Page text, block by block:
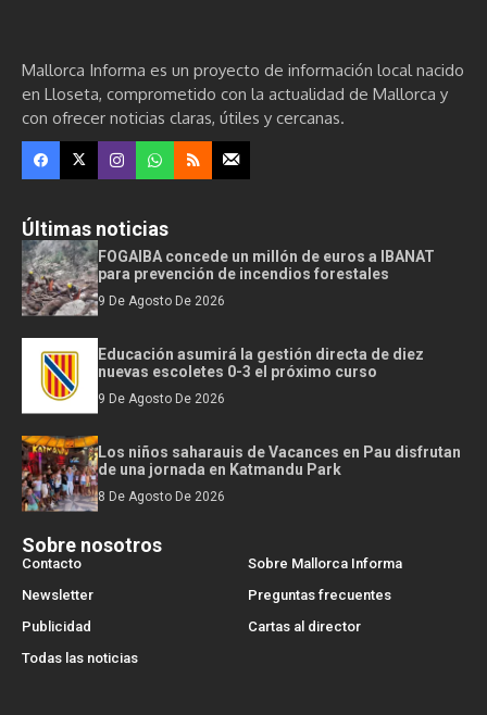
Mallorca Informa es un proyecto de información local nacido
en Lloseta, comprometido con la actualidad de Mallorca y
con ofrecer noticias claras, útiles y cercanas.
Últimas noticias
FOGAIBA concede un millón de euros a IBANAT
para prevención de incendios forestales
9 De Agosto De 2026
Educación asumirá la gestión directa de diez
nuevas escoletes 0-3 el próximo curso
9 De Agosto De 2026
Los niños saharauis de Vacances en Pau disfrutan
de una jornada en Katmandu Park
8 De Agosto De 2026
Sobre nosotros
Contacto
Sobre Mallorca Informa
Newsletter
Preguntas frecuentes
Publicidad
Cartas al director
Todas las noticias